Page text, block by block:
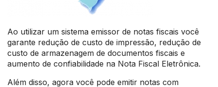
Ao utilizar um sistema emissor de notas fiscais você
garante redução de custo de impressão, redução de
custo de armazenagem de documentos fiscais e
aumento de confiabilidade na Nota Fiscal Eletrônica.
Além disso, agora você pode emitir notas com